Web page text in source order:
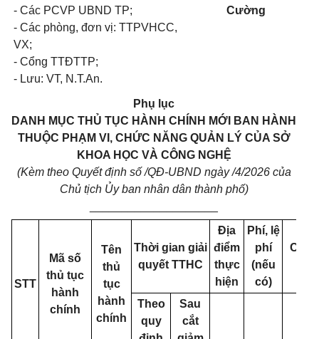
- Các PCVP UBND TP;
- Các phòng, đơn vị: TTPVHCC,
VX;
- Cổng TTĐTTP;
- Lưu: VT, N.T.An.
Cường
Phụ lục
DANH MỤC THỦ TỤC HÀNH CHÍNH MỚI BAN HÀNH
THUỘC PHẠM VI, CHỨC NĂNG QUẢN LÝ CỦA SỞ
KHOA HỌC VÀ CÔNG NGHỆ
(Kèm theo Quyết định số /QĐ-UBND ngày /4/2026 của
Chủ tịch Ủy ban nhân dân thành phố)
STT
Mã số
thủ tục
hành
chính
Tên
thủ
tục
hành
chính
Thời gian giải
quyết TTHC
Địa
điểm
thực
hiện
Phí, lệ
phí
(nếu
có)
Căn
Theo
quy
Sau
cắt